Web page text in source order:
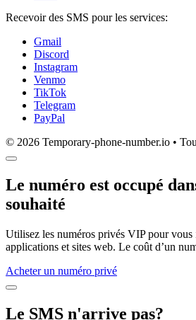
Recevoir des SMS pour les services:
Gmail
Discord
Instagram
Venmo
TikTok
Telegram
PayPal
© 2026 Temporary-phone-number.io •
Le numéro est occupé
souhaité
Utilisez les numéros privés VIP pour vous
applications et sites web. Le coût d’un
Acheter un numéro privé
Le SMS n'arrive pas?